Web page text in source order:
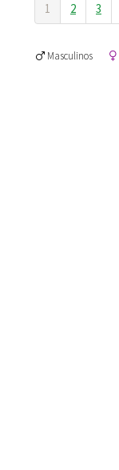
1 2 3
Masculinos